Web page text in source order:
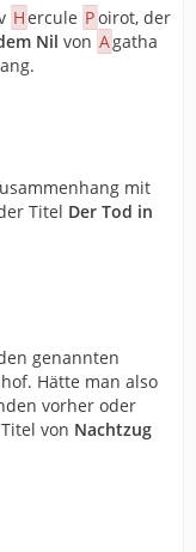
Hercule Poirot, der
Nil von Agatha
mit
Titel Der Tod in
genannten
Hätte man also
vorher oder
von Nachtzug